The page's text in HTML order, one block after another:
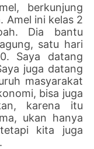
berkunjung
Amel ini kelas 2
Dia bantu
satu hari
Saya datang
juga datang
masyarakat
bisa juga
karena itu
ukan hanya
kita juga